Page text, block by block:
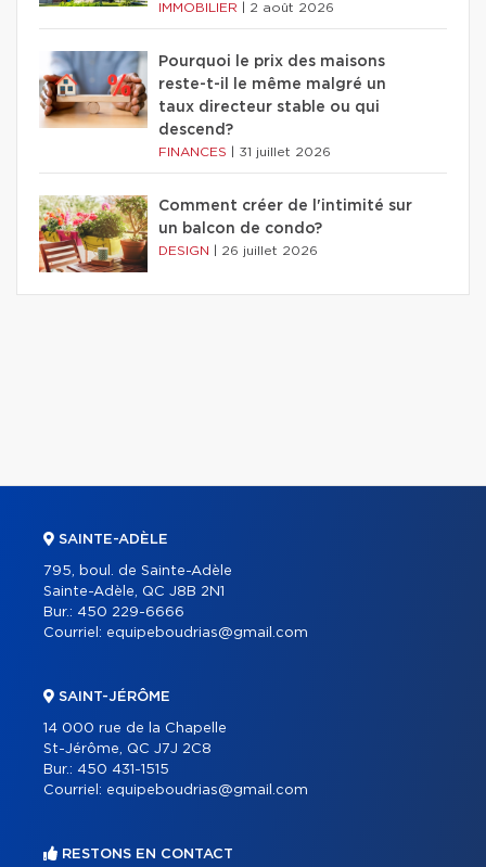
IMMOBILIER 2 août 2026
Pourquoi le prix des maisons
reste-t-il le même malgré un
taux directeur stable ou qui
descend?
FINANCES 31 juillet 2026
Comment créer de l'intimité sur
un balcon de condo?
DESIGN 26 juillet 2026
SAINTE-ADÈLE
795, boul. de Sainte-Adèle
Sainte-Adèle, QC J8B 2N1
Bur.: 450 229-6666
Courriel: equipeboudrias@gmail.com
SAINT-JÉRÔME
14 000 rue de la Chapelle
St-Jérôme, QC J7J 2C8
Bur.: 450 431-1515
Courriel: equipeboudrias@gmail.com
RESTONS EN CONTACT